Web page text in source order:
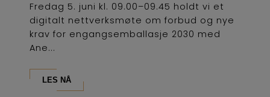
Fredag 5. juni kl. 09.00–09.45 holdt vi et
digitalt nettverksmøte om forbud og nye
krav for engangsemballasje 2030 med
Ane...
LES NÅ